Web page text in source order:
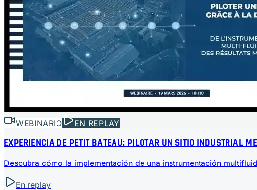
WEBINARIO EN REPLAY
EXPERIENCIA DE PETIT BATEAU: PILOTAR UN SITIO INDUSTRIAL
Descubra cómo la implementación de una instrumentación
En replay